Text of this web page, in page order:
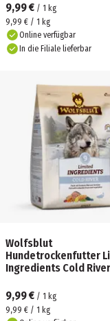
9,99 € / 1 kg
9,99 € / 1 kg
Online verfügbar
In die Filiale lieferbar
Wolfsblut
Hundetrockenfutter
Ingredients Cold
9,99 € / 1 kg
9,99 € / 1 kg